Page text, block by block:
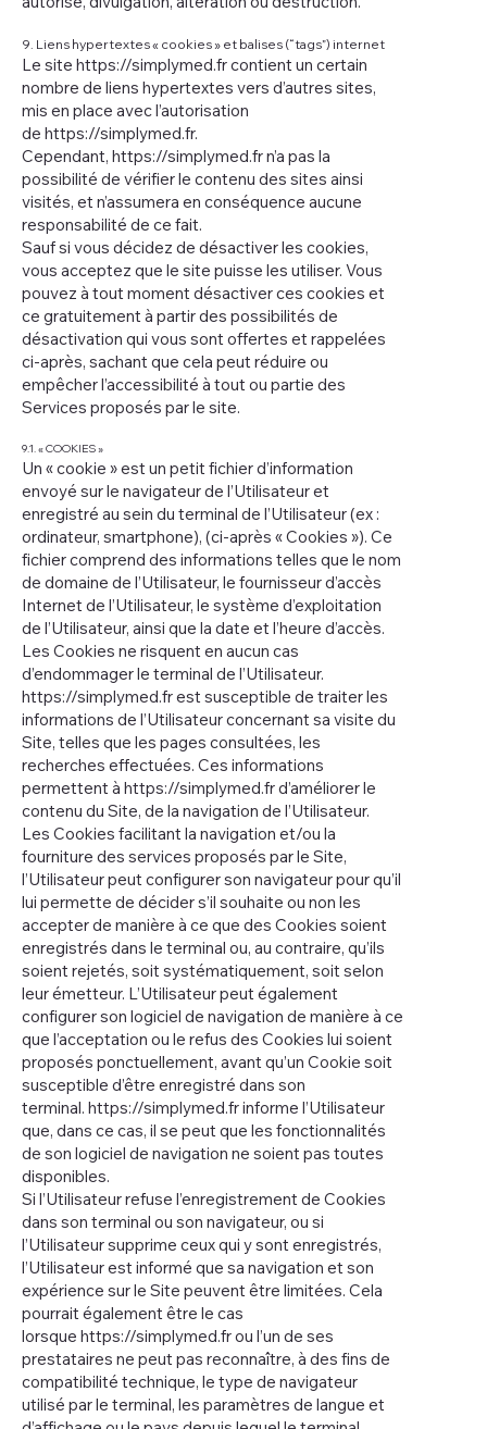
9. Liens hypertextes « cookies » et balises (“tags”) internet
Le site https://simplymed.frcontient un certain
nombre de liens hypertextes vers d’autres sites,
mis en place avec l’autorisation
de https://simplymed.fr.
Cependant, https://simplymed.frn’a pas la
possibilité de vérifier le contenu des sites ainsi
visités, et n’assumera en conséquence aucune
responsabilité de ce fait.
Sauf si vous décidez de désactiver les cookies,
vous acceptez que le site puisse les utiliser. Vous
pouvez à tout moment désactiver ces cookies et
ce gratuitement à partir des possibilités de
désactivation qui vous sont offertes et rappelées
ci-après, sachant que cela peut réduire ou
empêcher l’accessibilité à tout ou partie des
Services proposés par le site.
9.1. « COOKIES »
Un « cookie » est un petit fichier d’information
envoyé sur le navigateur de l’Utilisateur et
enregistré au sein du terminal de l’Utilisateur (ex :
ordinateur, smartphone), (ci-après « Cookies »). Ce
fichier comprend des informations telles que le nom
de domaine de l’Utilisateur, le fournisseur d’accès
Internet de l’Utilisateur, le système d’exploitation
de l’Utilisateur, ainsi que la date et l’heure d’accès.
Les Cookies ne risquent en aucun cas
d’endommager le terminal de l’Utilisateur.
https://simplymed.frest susceptible de traiter les
informations de l’Utilisateur concernant sa visite du
Site, telles que les pages consultées, les
recherches effectuées. Ces informations
permettent à https://simplymed.frd’améliorer le
contenu du Site, de la navigation de l’Utilisateur.
Les Cookies facilitant la navigation et/ou la
fourniture des services proposés par le Site,
l’Utilisateur peut configurer son navigateur pour qu’il
lui permette de décider s’il souhaite ou non les
accepter de manière à ce que des Cookies soient
enregistrés dans le terminal ou, au contraire, qu’ils
soient rejetés, soit systématiquement, soit selon
leur émetteur. L’Utilisateur peut également
configurer son logiciel de navigation de manière à ce
que l’acceptation ou le refus des Cookies lui soient
proposés ponctuellement, avant qu’un Cookie soit
susceptible d’être enregistré dans son
terminal. https://simplymed.frinforme l’Utilisateur
que, dans ce cas, il se peut que les fonctionnalités
de son logiciel de navigation ne soient pas toutes
disponibles.
Si l’Utilisateur refuse l’enregistrement de Cookies
dans son terminal ou son navigateur, ou si
l’Utilisateur supprime ceux qui y sont enregistrés,
l’Utilisateur est informé que sa navigation et son
expérience sur le Site peuvent être limitées. Cela
pourrait également être le cas
lorsque https://simplymed.frou l’un de ses
prestataires ne peut pas reconnaître, à des fins de
compatibilité technique, le type de navigateur
utilisé par le terminal, les paramètres de langue et